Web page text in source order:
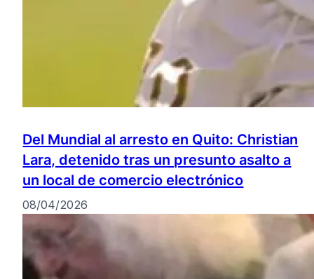
Del Mundial al arresto en Quito: Christian
Lara, detenido tras un presunto asalto a
un local de comercio electrónico
08/04/2026